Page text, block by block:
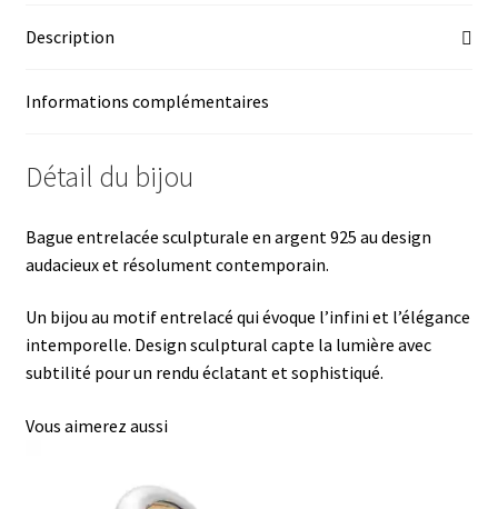
o
o
k
p
Description
Informations complémentaires
Détail du bijou
Bague entrelacée sculpturale en argent 925 au design
audacieux et résolument contemporain.
Un bijou au motif entrelacé qui évoque l’infini et l’élégance
intemporelle. Design sculptural capte la lumière avec
subtilité pour un rendu éclatant et sophistiqué.
Vous aimerez aussi